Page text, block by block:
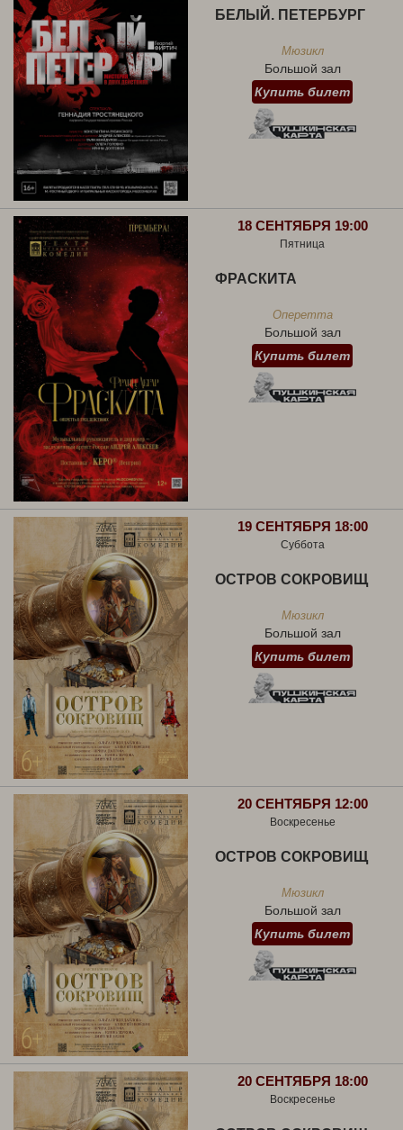
БЕЛЫЙ. ПЕТЕРБУРГ
Мюзикл
Большой зал
Купить билет
18 СЕНТЯБРЯ 19:00
Пятница
ФРАСКИТА
Оперетта
Большой зал
Купить билет
19 СЕНТЯБРЯ 18:00
Суббота
ОСТРОВ СОКРОВИЩ
Мюзикл
Большой зал
Купить билет
20 СЕНТЯБРЯ 12:00
Воскресенье
ОСТРОВ СОКРОВИЩ
Мюзикл
Большой зал
Купить билет
20 СЕНТЯБРЯ 18:00
Воскресенье